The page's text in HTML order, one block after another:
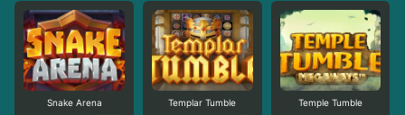
Snake Arena Templar Tumble Temple Tumble